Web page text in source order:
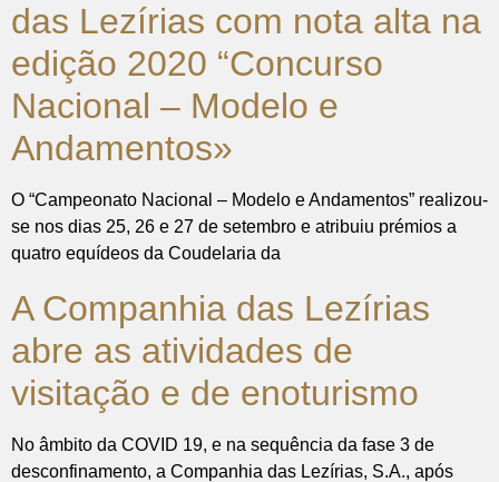
das Lezírias com nota alta na
edição 2020 “Concurso
Nacional – Modelo e
Andamentos»
O “Campeonato Nacional – Modelo e Andamentos” realizou-
se nos dias 25, 26 e 27 de setembro e atribuiu prémios a
quatro equídeos da Coudelaria da
A Companhia das Lezírias
abre as atividades de
visitação e de enoturismo
No âmbito da COVID 19, e na sequência da fase 3 de
desconfinamento, a Companhia das Lezírias, S.A., após